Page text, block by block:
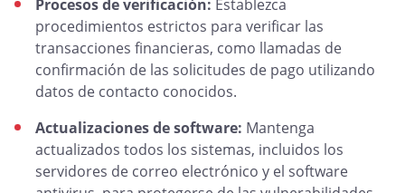
Procesos de verificación: Establezca
procedimientos estrictos para verificar las
transacciones financieras, como llamadas de
confirmación de las solicitudes de pago utilizando
datos de contacto conocidos.
Actualizaciones de software: Mantenga
actualizados todos los sistemas, incluidos los
servidores de correo electrónico y el software